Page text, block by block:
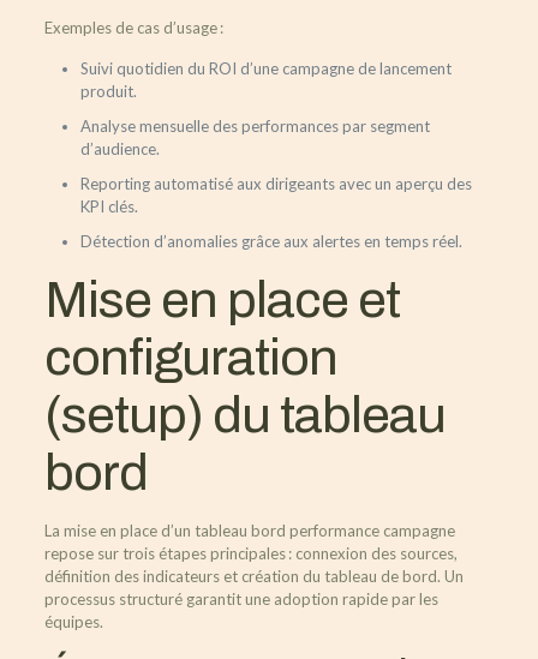
Exemples de cas d’usage :
Suivi quotidien du ROI d’une campagne de lancement
produit.
Analyse mensuelle des performances par segment
d’audience.
Reporting automatisé aux dirigeants avec un aperçu des
KPI clés.
Détection d’anomalies grâce aux alertes en temps réel.
Mise en place et
configuration
(setup) du tableau
bord
La mise en place d’un tableau bord performance campagne
repose sur trois étapes principales : connexion des sources,
définition des indicateurs et création du tableau de bord. Un
processus structuré garantit une adoption rapide par les
équipes.